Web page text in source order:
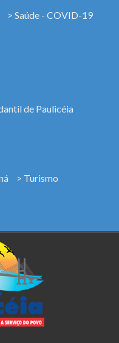
> Saúde - COVID-19
de Paulicéia
> Turismo